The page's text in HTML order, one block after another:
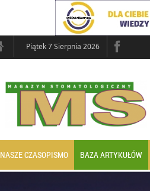
Piątek 7 Sierpnia 2026
NASZE CZASOPISMO BAZA ARTYKUŁÓW